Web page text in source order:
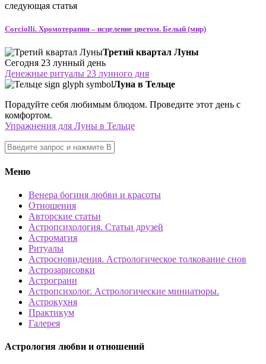
следующая статья
Corciolli. Хромотерапия – исцеление цветом. Белый (мир)
Третий квартал Луны
Сегодня 23 лунный день
Денежные ритуалы 23 лунного дня
Луна в Тельце
Порадуйте себя любимым блюдом. Проведите этот день с
комфортом.
Упражнения для Луны в Тельце
Меню
Венера богиня любви и красоты
Отношения
Авторские статьи
Астропсихология. Статьи друзей
Астромагия
Ритуалы
Астросновидения. Астрологическое толкование снов
Астрозарисовки
Астрограни
Астропсихолог. Астрологические миниатюры.
Астрокухня
Практикум
Галерея
Астрология любви и отношений